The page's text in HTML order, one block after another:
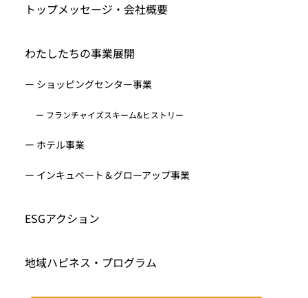
トップメッセージ・会社概要
わたしたちの事業展開
ー ショッピングセンター事業
ー フランチャイズスキーム&ヒストリー
ー ホテル事業
ー インキュベート＆グローアップ事業
ESGアクション
地域ハピネス・プログラム